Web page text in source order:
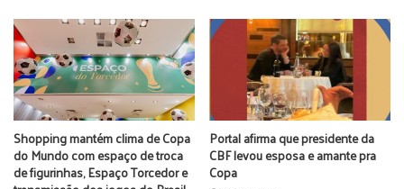
Shopping mantém clima de Copa
do Mundo com espaço de troca
de figurinhas, Espaço Torcedor e
Portal afirma que presidente da
CBF levou esposa e amante pra
Copa